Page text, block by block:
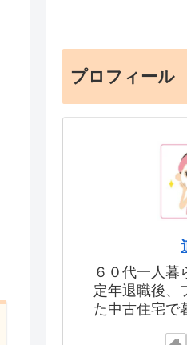
プロフィール
６０代一人暮
定年退職後、
た中古住宅で